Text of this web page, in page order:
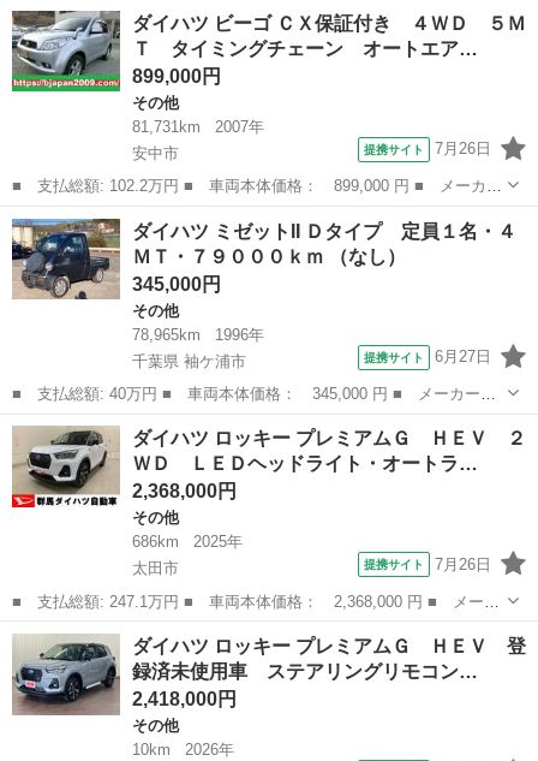
アムＧ ＨＥＶ ２ＷＤ ＬＥＤヘッドライト・ナビ・ドライブレコ
ーダー・...
群馬 前橋市 その他
ダイハツ ビーゴ ＣＸ保証付き ４ＷＤ ５Ｍ
Ｔ タイミングチェーン オートエア…
899,000円
その他
81,731km
2007年
安中市
提携サイト 7月26日
■ 支払総額: 102.2万円 ■ 車両本体価格： 899,000 円 ■ メーカー
名： ダイハツ ■ 車種名： ビーゴ ■ グレード名： ＣＸ保証付
き ４ＷＤ ５ＭＴ タイミングチェーン オートエアコン ＥＴ
Ｃ キーレ...
群馬 安中市 その他
ダイハツ ミゼットII Ｄタイプ 定員１名・４
ＭＴ・７９０００ｋｍ （なし）
345,000円
その他
78,965km
1996年
千葉県 袖ケ浦市
提携サイト 6月27日
■ 支払総額: 40万円 ■ 車両本体価格： 345,000 円 ■ メーカー
名： ダイハツ ■ 車種名： ミゼットII ■ グレード名： Ｄタイ
プ 定員１名・４ＭＴ・７９０００ｋｍ ■ 排気量： 660cc ■ ドア
枚数...
千葉 袖ケ浦市
ダイハツ ロッキー プレミアムＧ ＨＥＶ ２
ＷＤ ＬＥＤヘッドライト・オートラ…
2,368,000円
その他
686km
2025年
太田市
提携サイト 7月26日
■ 支払総額: 247.1万円 ■ 車両本体価格： 2,368,000 円 ■ メーカ
ー名： ダイハツ ■ 車種名： ロッキー ■ グレード名： プレミ
アムＧ ＨＥＶ ２ＷＤ ＬＥＤヘッドライト・オートライト・オー
トマチッ...
群馬 太田市 その他
ダイハツ ロッキー プレミアムＧ ＨＥＶ 登
録済未使用車 ステアリングリモコン…
2,418,000円
その他
10km
2026年